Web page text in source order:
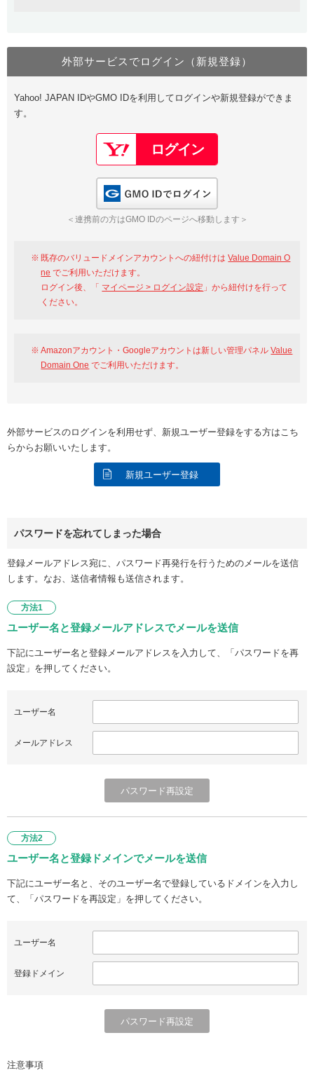
外部サービスでログイン（新規登録）
Yahoo! JAPAN IDやGMO IDを利用してログインや新規登録ができま
す。
＜連携前の方はGMO IDのページへ移動します＞
既存のバリュードメインアカウントへの紐付けはValue Domain O
ne でご利用いただけます。
ログイン後、「 マイページ > ログイン設定 」から紐付けを行って
ください。
Amazonアカウント・Googleアカウントは新しい管理パネルValue
Domain One でご利用いただけます。
外部サービスのログインを利用せず、新規ユーザー登録をする方はこち
らからお願いいたします。
新規ユーザー登録
パスワードを忘れてしまった場合
登録メールアドレス宛に、パスワード再発行を行うためのメールを送信
します。なお、送信者情報も送信されます。
方法1
ユーザー名と登録メールアドレスでメールを送信
下記にユーザー名と登録メールアドレスを入力して、「パスワードを再
設定」を押してください。
ユーザー名
メールアドレス
方法2
ユーザー名と登録ドメインでメールを送信
下記にユーザー名と、そのユーザー名で登録しているドメインを入力し
て、「パスワードを再設定」を押してください。
ユーザー名
登録ドメイン
注意事項